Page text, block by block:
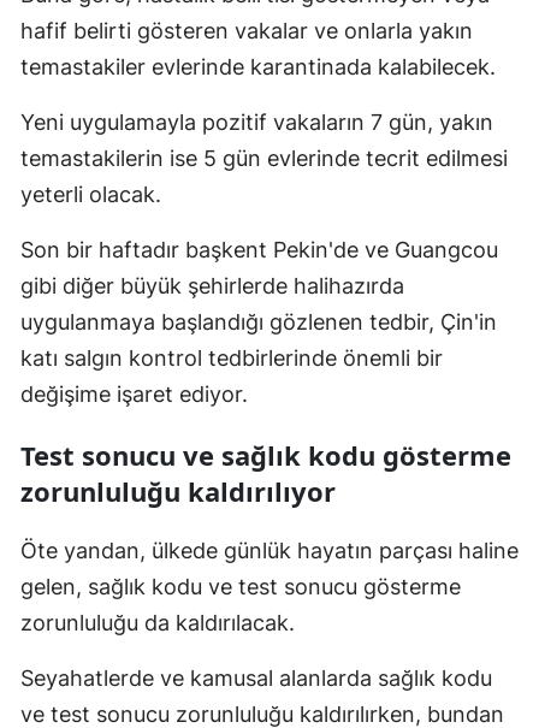
Gümüşhane
Hatay
Mersin
İstanbul
Kastamonu
Kırşehir
Konya
hafif belirti gösteren vakalar ve onlarla yakın
temastakiler evlerinde karantinada kalabilecek.
Yeni uygulamayla pozitif vakaların 7 gün, yakın
temastakilerin ise 5 gün evlerinde tecrit edilmesi
yeterli olacak.
Son bir haftadır başkent Pekin'de ve Guangcou
gibi diğer büyük şehirlerde halihazırda
uygulanmaya başlandığı gözlenen tedbir, Çin'in
katı salgın kontrol tedbirlerinde önemli bir
değişime işaret ediyor.
Test sonucu ve sağlık kodu gösterme
zorunluluğu kaldırılıyor
Öte yandan, ülkede günlük hayatın parçası haline
gelen, sağlık kodu ve test sonucu gösterme
zorunluluğu da kaldırılacak.
Seyahatlerde ve kamusal alanlarda sağlık kodu
ve test sonucu zorunluluğu kaldırılırken, bundan